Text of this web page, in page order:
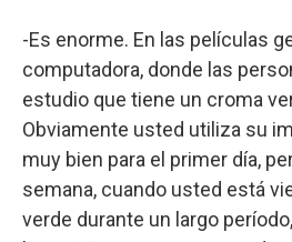
-Es enorme. En las películas
computadora, donde las
estudio que tiene un croma
Obviamente usted utiliza su
muy bien para el primer día,
semana, cuando usted está
verde durante un largo